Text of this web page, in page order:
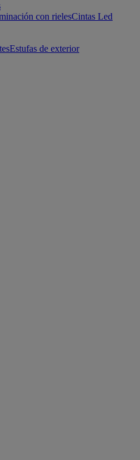
con rielesCintas Led
Estufas de exterior